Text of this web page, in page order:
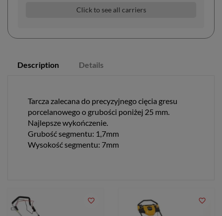
Click to see all carriers
Description Details
Tarcza zalecana do precyzyjnego cięcia gresu
porcelanowego o grubości poniżej 25 mm.
Najlepsze wykończenie.
Grubość segmentu: 1,7mm
Wysokość segmentu: 7mm
favorite_border favorite_border